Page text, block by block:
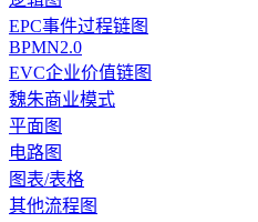
EPC事件过程链图
BPMN2.0
EVC企业价值链图
魏朱商业模式
平面图
电路图
图表/表格
其他流程图